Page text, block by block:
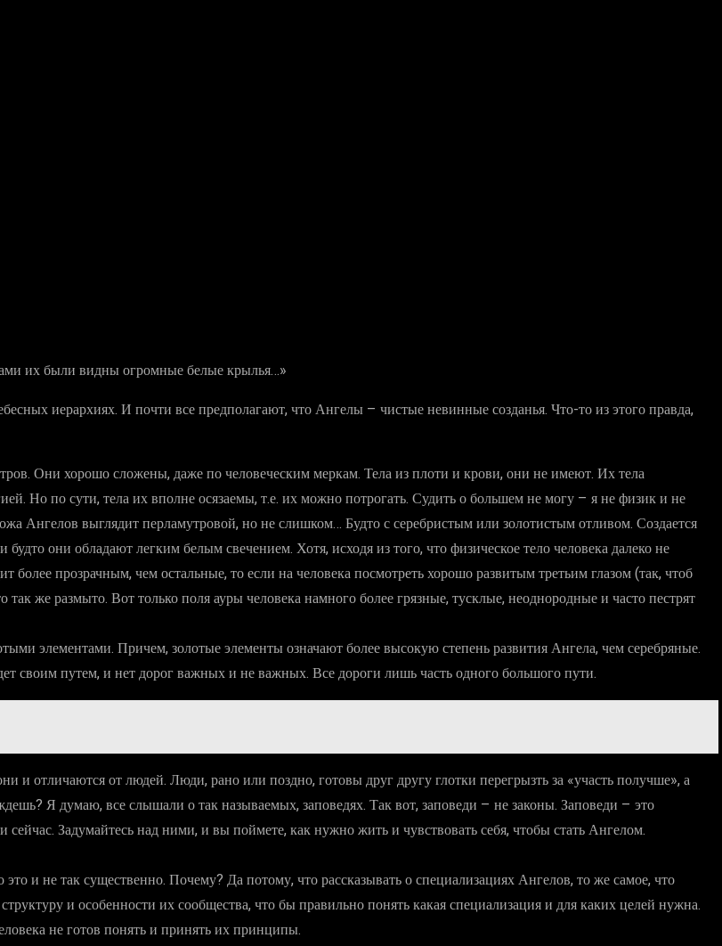
их были видны огромные белые крылья…»
иерархиях. И почти все предполагают, что Ангелы – чистые невинные созданья. Что-то из этого правда,
Они хорошо сложены, даже по человеческим меркам. Тела из плоти и крови, они не имеют. Их тела
Но по сути, тела их вполне осязаемы, т.е. их можно потрогать. Судить о большем не могу – я не физик и не
Ангелов выглядит перламутровой, но не слишком… Будто с серебристым или золотистым отливом. Создается
они обладают легким белым свечением. Хотя, исходя из того, что физическое тело человека далеко не
прозрачным, чем остальные, то если на человека посмотреть хорошо развитым третьим глазом (так, чтоб
же размыто. Вот только поля ауры человека намного более грязные, тусклые, неоднородные и часто пестрят
элементами. Причем, золотые элементы означают более высокую степень развития Ангела, чем серебряные.
своим путем, и нет дорог важных и не важных. Все дороги лишь часть одного большого пути.
отличаются от людей. Люди, рано или поздно, готовы друг другу глотки перегрызть за «участь получше», а
Я думаю, все слышали о так называемых, заповедях. Так вот, заповеди – не законы. Заповеди – это
Задумайтесь над ними, и вы поймете, как нужно жить и чувствовать себя, чтобы стать Ангелом.
и не так существенно. Почему? Да потому, что рассказывать о специализациях Ангелов, то же самое, что
и особенности их сообщества, что бы правильно понять какая специализация и для каких целей нужна.
не готов понять и принять их принципы.